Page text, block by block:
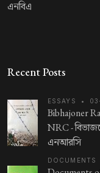
এনবিএ
Recent Posts
ESSAYS •
Bibhajoner
NRC -
এনআরসি
DOCUMENTS